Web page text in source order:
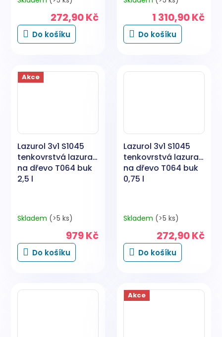
272,90 Kč
Do košíku
1 310,90 Kč
Do košíku
Akce
Lazurol 3v1 S1045
tenkovrstvá lazura
na dřevo T064 buk
2,5 l
Skladem (>5 ks)
979 Kč
Do košíku
Lazurol 3v1 S1045
tenkovrstvá lazura
na dřevo T064 buk
0,75 l
Skladem (>5 ks)
272,90 Kč
Do košíku
Akce